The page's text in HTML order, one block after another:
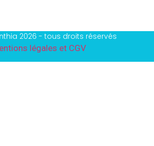
2026 - tous droits réservés
légales et CGV